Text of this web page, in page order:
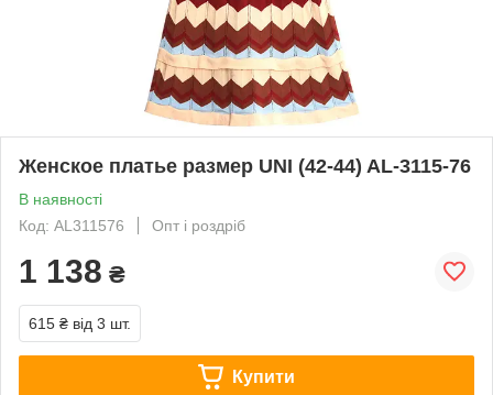
Женское платье размер UNI (42-44) AL-3115-76
В наявності
Код: AL311576
Опт і роздріб
1 138 ₴
615 ₴ від 3 шт.
Купити